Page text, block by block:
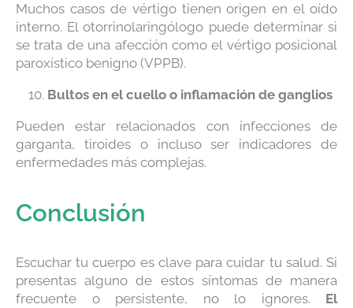
Muchos casos de vértigo tienen origen en el oído
interno. El otorrinolaringólogo puede determinar si
se trata de una afección como el vértigo posicional
paroxístico benigno (VPPB).
Bultos en el cuello o inflamación de ganglios
Pueden estar relacionados con infecciones de
garganta, tiroides o incluso ser indicadores de
enfermedades más complejas.
Conclusión
Escuchar tu cuerpo es clave para cuidar tu salud. Si
presentas alguno de estos síntomas de manera
frecuente o persistente, no lo ignores. El